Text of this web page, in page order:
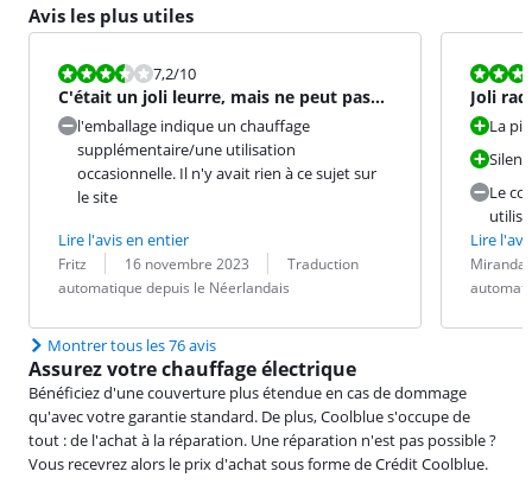
Avis les plus utiles
La note est 7,2 sur 10.
7,2/10
C'était un joli leurre, mais ne peut pas
être utilisé pour c
l'emballage indique un chauffage
supplémentaire/une utilisation
occasionnelle. Il n'y avait rien à ce sujet sur
le site
Lire l'avis en entier
Évaluation par :
Fritz
Date : 16 novembre 2023
Traduction :
Traduction
automatique depuis le Néerlandais
La note est
Joli
La
Le
Lire
Évaluation
Miranda
Date :
Traduction :
Montrer tous les 76 avis
Assurez votre chauffage électrique
Bénéficiez d'une couverture plus étendue en cas de dommage
qu'avec votre garantie standard. De plus, Coolblue s'occupe de
tout : de l'achat à la réparation. Une réparation n'est pas possible ?
Vous recevrez alors le prix d'achat sous forme de Crédit Coolblue.